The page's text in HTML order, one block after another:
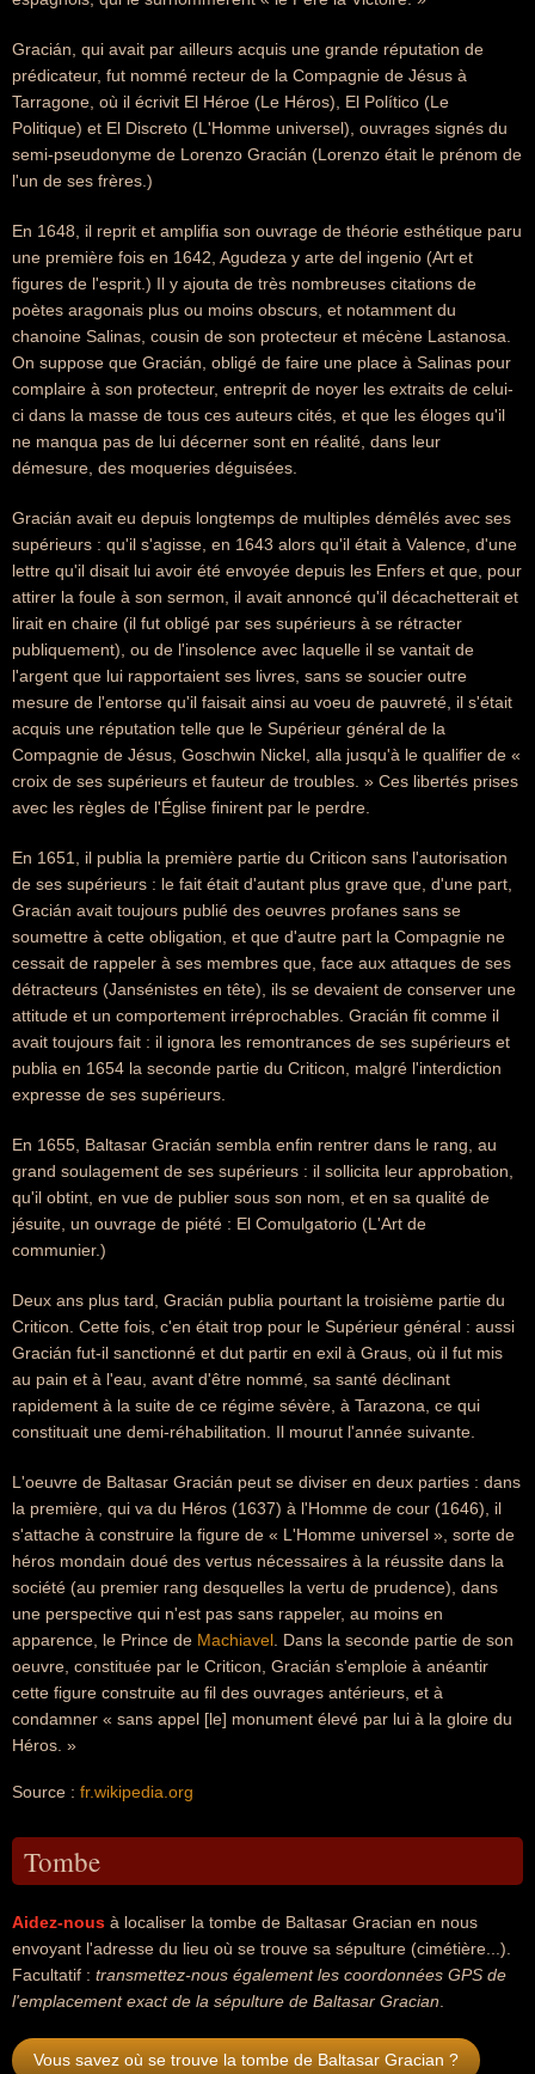
Gracián, qui avait par ailleurs acquis une grande réputation de
prédicateur, fut nommé recteur de la Compagnie de Jésus à
Tarragone, où il écrivit El Héroe (Le Héros), El Político (Le
Politique) et El Discreto (L'Homme universel), ouvrages signés du
semi-pseudonyme de Lorenzo Gracián (Lorenzo était le prénom de
l'un de ses frères.)
En 1648, il reprit et amplifia son ouvrage de théorie esthétique paru
une première fois en 1642, Agudeza y arte del ingenio (Art et
figures de l'esprit.) Il y ajouta de très nombreuses citations de
poètes aragonais plus ou moins obscurs, et notamment du
chanoine Salinas, cousin de son protecteur et mécène Lastanosa.
On suppose que Gracián, obligé de faire une place à Salinas pour
complaire à son protecteur, entreprit de noyer les extraits de celui-
ci dans la masse de tous ces auteurs cités, et que les éloges qu'il
ne manqua pas de lui décerner sont en réalité, dans leur
démesure, des moqueries déguisées.
Gracián avait eu depuis longtemps de multiples démêlés avec ses
supérieurs : qu'il s'agisse, en 1643 alors qu'il était à Valence, d'une
lettre qu'il disait lui avoir été envoyée depuis les Enfers et que, pour
attirer la foule à son sermon, il avait annoncé qu'il décachetterait et
lirait en chaire (il fut obligé par ses supérieurs à se rétracter
publiquement), ou de l'insolence avec laquelle il se vantait de
l'argent que lui rapportaient ses livres, sans se soucier outre
mesure de l'entorse qu'il faisait ainsi au voeu de pauvreté, il s'était
acquis une réputation telle que le Supérieur général de la
Compagnie de Jésus, Goschwin Nickel, alla jusqu'à le qualifier de «
croix de ses supérieurs et fauteur de troubles. » Ces libertés prises
avec les règles de l'Église finirent par le perdre.
En 1651, il publia la première partie du Criticon sans l'autorisation
de ses supérieurs : le fait était d'autant plus grave que, d'une part,
Gracián avait toujours publié des oeuvres profanes sans se
soumettre à cette obligation, et que d'autre part la Compagnie ne
cessait de rappeler à ses membres que, face aux attaques de ses
détracteurs (Jansénistes en tête), ils se devaient de conserver une
attitude et un comportement irréprochables. Gracián fit comme il
avait toujours fait : il ignora les remontrances de ses supérieurs et
publia en 1654 la seconde partie du Criticon, malgré l'interdiction
expresse de ses supérieurs.
En 1655, Baltasar Gracián sembla enfin rentrer dans le rang, au
grand soulagement de ses supérieurs : il sollicita leur approbation,
qu'il obtint, en vue de publier sous son nom, et en sa qualité de
jésuite, un ouvrage de piété : El Comulgatorio (L'Art de
communier.)
Deux ans plus tard, Gracián publia pourtant la troisième partie du
Criticon. Cette fois, c'en était trop pour le Supérieur général : aussi
Gracián fut-il sanctionné et dut partir en exil à Graus, où il fut mis
au pain et à l'eau, avant d'être nommé, sa santé déclinant
rapidement à la suite de ce régime sévère, à Tarazona, ce qui
constituait une demi-réhabilitation. Il mourut l'année suivante.
L'oeuvre de Baltasar Gracián peut se diviser en deux parties : dans
la première, qui va du Héros (1637) à l'Homme de cour (1646), il
s'attache à construire la figure de « L'Homme universel », sorte de
héros mondain doué des vertus nécessaires à la réussite dans la
société (au premier rang desquelles la vertu de prudence), dans
une perspective qui n'est pas sans rappeler, au moins en
apparence, le Prince de Machiavel . Dans la seconde partie de son
oeuvre, constituée par le Criticon, Gracián s'emploie à anéantir
cette figure construite au fil des ouvrages antérieurs, et à
condamner « sans appel [le] monument élevé par lui à la gloire du
Héros. »
Source : fr.wikipedia.org
Tombe
Aidez-nous à localiser la tombe de Baltasar Gracian en nous
envoyant l'adresse du lieu où se trouve sa sépulture (cimétière...).
Facultatif : transmettez-nous également les coordonnées GPS de
l'emplacement exact de la sépulture de Baltasar Gracian
Vous savez où se trouve la tombe de Baltasar Gracian ?